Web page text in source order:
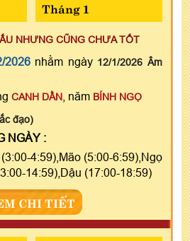
Tháng 1
NHƯNG CŨNG CHƯA TỐT
2026nhằm ngày 12/1/2026 Âm
CANH DẦN , năm BÍNH NGỌ
đạo)
NGÀY :
4:59),Mão (5:00-6:59),Ngọ
14:59),Dậu (17:00-18:59)
CHI TIẾT